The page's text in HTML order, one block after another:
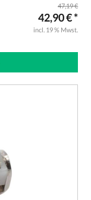
47,19 €
42,90 € *
incl. 19 % Mwst.